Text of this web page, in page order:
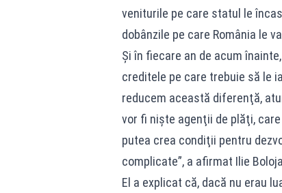
veniturile pe care statul le
dobânzile pe care România le
Şi în fiecare an de acum
creditele pe care trebuie să le
reducem această diferenţă,
vor fi nişte agenţii de plăţi,
putea crea condiţii pentru
complicate”, a afirmat Ilie
El a explicat că, dacă nu erau